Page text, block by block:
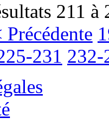
211 à
Précédente
231 232-